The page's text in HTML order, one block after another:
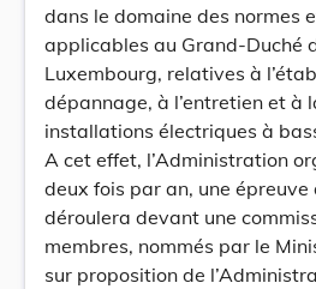
dans le domaine des normes
applicables au Grand-Duché
Luxembourg, relatives à
dépannage, à l’entretien et à
installations électriques à
A cet effet, l’Administration
deux fois par an, une épreuve
déroulera devant une
membres, nommés par le
sur proposition de